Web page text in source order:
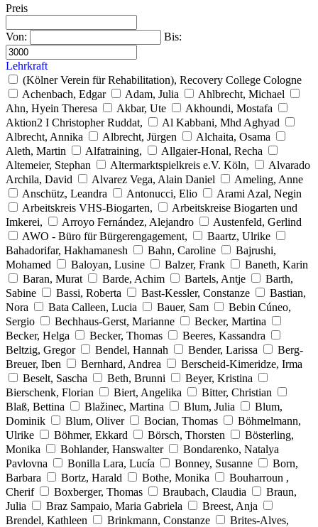
Preis
Von: Bis:
Lehrkraft
(Kölner Verein für Rehabilitation), Recovery College Cologne
Achenbach, Edgar
Adam, Julia
Ahlbrecht, Michael
Ahn, Hyein Theresa
Akbar, Ute
Akhoundi, Mostafa
Aktion2 I Christopher Ruddat,
Al Kabbani, Mhd Aghyad
Albrecht, Annika
Albrecht, Jürgen
Alchaita, Osama
Aleth, Martin
Alfatraining,
Allgaier-Honal, Recha
Altemeier, Stephan
Altermarktspielkreis e.V. Köln,
Alvarado
Archila, David
Alvarez Vega, Alain Daniel
Ameling, Anne
Anschütz, Leandra
Antonucci, Elio
Arami Azal, Negin
Arbeitskreis VHS-Biogarten,
Arbeitskreise Biogarten und
Imkerei,
Arroyo Fernández, Alejandro
Austenfeld, Gerlind
AWO - Büro für Bürgerengagement,
Baartz, Ulrike
Bahadorifar, Hakhamanesh
Bahn, Caroline
Bajrushi,
Mohamed
Baloyan, Lusine Balzer, Frank
Baneth, Karin
Baran, Murat
Barde, Achim Bartels, Antje
Barth,
Sabine
Bassi, Roberta Bast-Kessler, Constanze
Bastian,
Nora
Bata Calleen, Lucia Bauer, Sam
Bebin Cúneo,
Sergio
Bechhaus-Gerst, Marianne
Becker, Martina
Becker, Helga
Becker, Thomas
Beeres, Kassandra
Beltzig, Gregor
Bendel, Hannah Bender, Larissa
Berg-
Breuer, Iben
Bernhard, Andrea
Berscheid-Kimeridze, Irma
Beselt, Sascha
Beth, Brunni
Beyer, Kristina
Bierschenk, Florian
Biert, Angelika
Bitter, Christian
Blaß, Bettina
Blažinec, Martina Blum, Julia
Blum,
Dominik
Blum, Oliver Bocian, Thomas
Böhmelmann,
Ulrike
Böhmer, Ekkard Börsch, Thorsten
Bösterling,
Monika
Bohlander, Hanswalter
Bondarenko, Natalya
Pavlovna
Bonilla Lara, Lucía Bonney, Susanne
Born,
Barbara
Bortz, Harald Bothe, Monika
Bouharroun ,
Cherif
Boxberger, Thomas Braubach, Claudia
Braun,
Julia
Braz Sampaio, Maria Gabriela
Breest, Anja
Brendel, Kathleen
Brinkmann, Constanze
Brites-Alves,